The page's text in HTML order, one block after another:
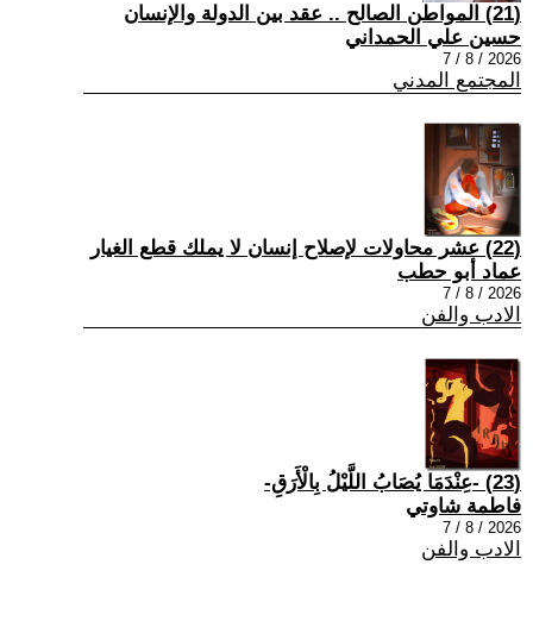
(21) المواطن الصالح .. عقد بين الدولة والإنسان
حسين علي الحمداني
2026 / 8 / 7
المجتمع المدني
(22) عشر محاولات لإصلاح إنسان لا يملك قطع الغيار
عماد أبو حطب
2026 / 8 / 7
الادب والفن
(23) -عِنْدَمَا يُصَابُ اللَّيْلُ بِالْأَرَقِ-
فاطمة شاوتي
2026 / 8 / 7
الادب والفن